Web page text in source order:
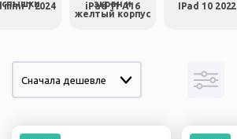
mini 7 2024 iPad 11 A16 IPad 10 2022
Сначала дешевле